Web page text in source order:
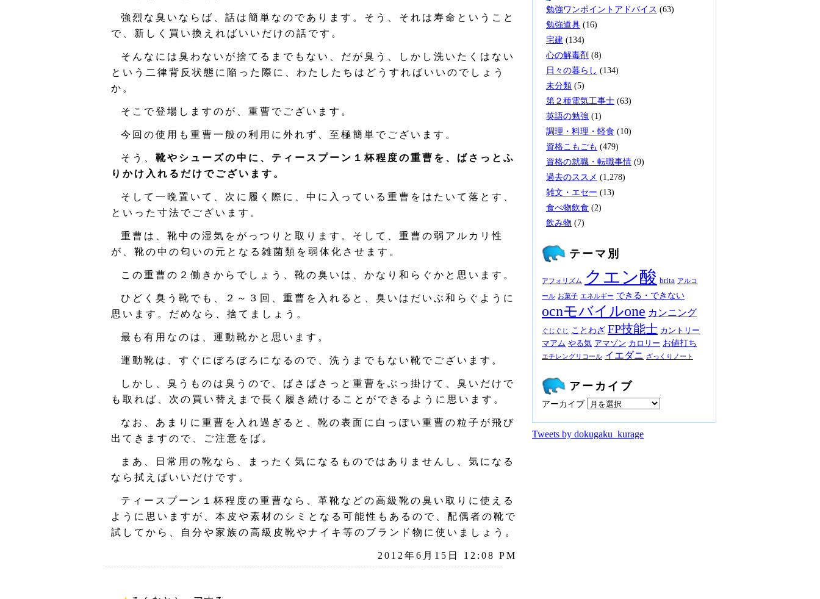
強烈な臭いならば、話は簡単なのであります。そう、それは寿命ということ
で、新しく買い換えればいいだけの話です。
そんなには臭わないが捨てるまでもない、だが臭う、しかし洗いたくはない
という二律背反状態に陥った際に、わたしたちはどうすればいいのでしょう
か。
そこで登場しますのが、重曹でございます。
今回の使用も重曹一般の利用に外れず、至極簡単でございます。
そう、 靴やシューズの中に、ティースプーン１杯程度の重曹を、ばさっとふ
りかけ入れるだけでございます。
そして一晩置いて、次に履く際に、中に入っている重曹をはたいて落とす、
といった寸法でございます。
重曹は、靴中の湿気をがっつりと取ります。そして、重曹の弱アルカリ性
が、靴の中の匂いの元となる雑菌類を弱体化させます。
この重曹の２働きからでしょう、靴の臭いは、かなり和らぐかと思います。
ひどく臭う靴でも、２～３回、重曹を入れると、臭いはだいぶ和らぐように
思います。だめなら、捨てましょう。
最も有用なのは、運動靴かと思います。
運動靴は、すぐにぼろぼろになるので、洗うまでもない靴でございます。
しかし、臭うものは臭うので、ばさばさっと重曹をぶっ掛けて、臭いだけで
も取れば、次の買い替えまで長く履き続けることができるように思います。
なお、あまりに重曹を入れ過ぎると、靴の表面に白っぽい重曹の粒子が飛び
出てきますので、ご注意をば。
まあ、日常用の靴なら、まったく気になるものではありませんし、気になる
なら拭えばいいだけです。
ティースプーン１杯程度の重曹なら、革靴などの高級靴の臭い取りに使える
ように思いますが、本皮や素材のシミとなる可能性もあるので、配偶者の靴で
試してから、自分や家族の高級皮靴やナイキ等のブランド物に使いましょう。
2012年6月15日 12:08 PM
勉強ワンポイントアドバイス (63)
勉強道具 (16)
宅建 (134)
心の解毒剤 (8)
日々の暮らし (134)
未分類 (5)
第２種電気工事士 (63)
英語の勉強 (1)
調理・料理・軽食 (10)
資格こもごも (479)
資格の就職・転職事情 (9)
過去のススメ (1,278)
雑文・エセー (13)
食べ物飲食 (2)
飲み物 (7)
テーマ別
アフォリズム クエン酸 brita アルコ
ール お菓子 エネルギー できる・できない
ocnモバイルone カンニング
ぐじぐじ ことわざ FP技能士 カントリー
マアム やる気 アマゾン カロリー お値打ち
エチレングリコール イエダニ ざっくりノート
アーカイブ
アーカイブ
Tweets by dokugaku_kurage